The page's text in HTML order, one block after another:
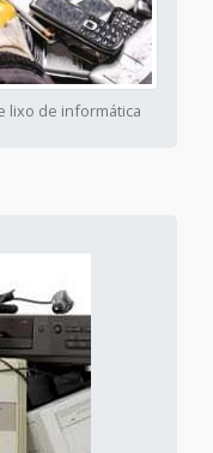
lixo de informática